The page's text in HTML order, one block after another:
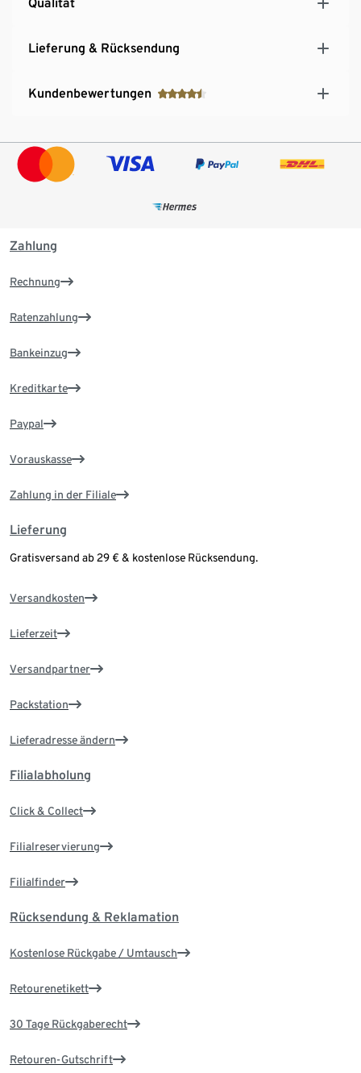
Lieferung & Rücksendung
Kundenbewertungen
Zahlung
Rechnung
Ratenzahlung
Bankeinzug
Kreditkarte
Paypal
Vorauskasse
Zahlung in der Filiale
Lieferung
Gratisversand ab 29 € & kostenlose Rücksendung.
Versandkosten
Lieferzeit
Versandpartner
Packstation
Lieferadresse ändern
Filialabholung
Click & Collect
Filialreservierung
Filialfinder
Rücksendung & Reklamation
Kostenlose Rückgabe / Umtausch
Retourenetikett
30 Tage Rückgaberecht
Retouren-Gutschrift